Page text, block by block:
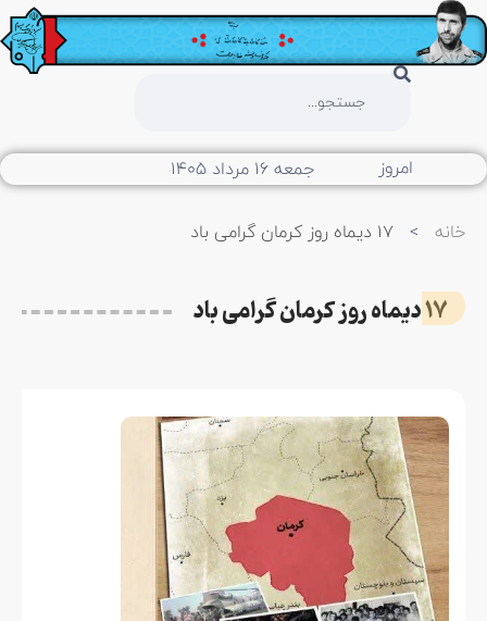
امروز جمعه ۱۶ مرداد ۱۴۰۵
خانه > ۱۷ دیماه روز کرمان گرامی باد
۱۷ دیماه روز کرمان گرامی باد